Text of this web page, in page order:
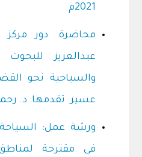
2021م
محاضرة: دور مركز
عبدالعزيز للبحوث
والسياحية نحو
عسير. تقدمها: د.
ورشة عمل: السياحة
في مقترحة